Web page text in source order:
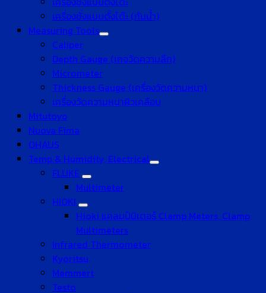
เครื่องชั่งแบบตั้งโต๊ะ (กันน้ำ)
Measuring Tools
Caliper
Depth Gauge (เกจวัดความลึก)
Micrometer
Thickness Gauge (เครื่องวัดความหนา)
เครื่องวัดความหนาผิวเคลือบ
Mitutoyo
Nuova Fima
OHAUS
Temp & Humidity, Electrical
FLUKE
Multimeter
HIOKI
Hioki แคลมป์มิเตอร์ Clamp Meters, Clamp
Multimeters
Infrared Thermometer
Kyoritsu
Memmert
Testo